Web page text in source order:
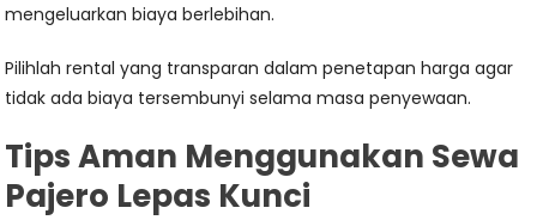
mengeluarkan biaya berlebihan.
Pilihlah rental yang transparan dalam penetapan harga agar
tidak ada biaya tersembunyi selama masa penyewaan.
Tips Aman Menggunakan Sewa
Pajero Lepas Kunci